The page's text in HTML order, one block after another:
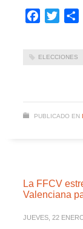
Facebook
Twitter
ELECCIONES
PUBLICADO EN
La FFCV
Valenciana
JUEVES, 22